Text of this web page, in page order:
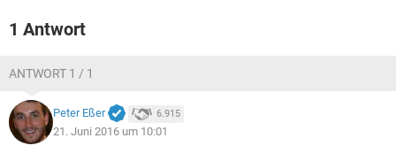
1 Antwort
ANTWORT 1 / 1
Peter Eßer 6.915
21. Juni 2016 um 10:01